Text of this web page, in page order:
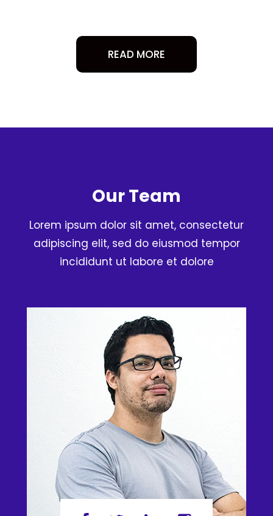
READ MORE
Our Team
Lorem ipsum dolor sit amet, consectetur
adipiscing elit, sed do eiusmod tempor
incididunt ut labore et dolore